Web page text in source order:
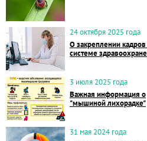
24 октября 2025 года
О закреплении кадров
системе
3 июля 2025 года
Важная информация о
"мышиной лихорадке"
31 мая 2024 года